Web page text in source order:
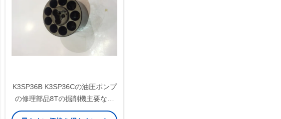
K3SP36B K3SP36Cの油圧ポンプ
の修理部品8Tの掘削機主要なポ
ンプ サポート